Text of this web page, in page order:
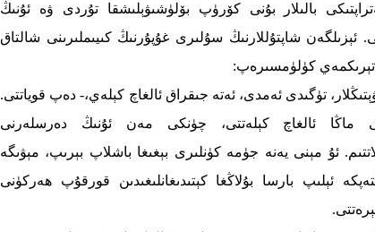
بالىلار بۇنى كۆرۈپ بۆلۈشىۋېلىشقا تۇردى ۋە ئۇنىڭ
ئېزىلگەن شاپتۇللارنىڭ سۇلىرى غۇپۇرنىڭ كىيىملىرىنى شالتاق
تېرىكمەي كۈلۈمسىرەپ:
تۈگىدى ئەمدى، ئەتە جىقراق ئالغاچ كېلەي،- دەپ قوياتتى.
ماڭا ئالغاچ كېلەتتى، چۈنكى مەن ئۇنىڭ دەرسلەرنى
ئۇ مېنى يەنە جۈمە كۈنلىرى بېغىغا باشلاپ بېرىپ، مېۋىگە
ئېلىپ بارسا بۇلاڭغا كېتىدىغانلىغىدىن قورقۇپ ھەركۈنى